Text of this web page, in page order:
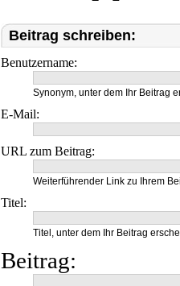
Beitrag schreiben:
Benutzername:
Synonym, unter dem Ihr Beitrag
E-Mail:
URL zum Beitrag:
Weiterführender Link zu Ihrem
Titel:
Titel, unter dem Ihr Beitrag
Beitrag: